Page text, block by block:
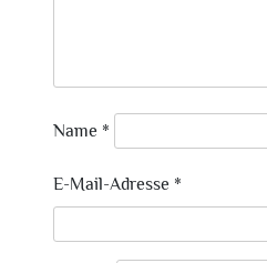
Name *
E-Mail-Adresse *